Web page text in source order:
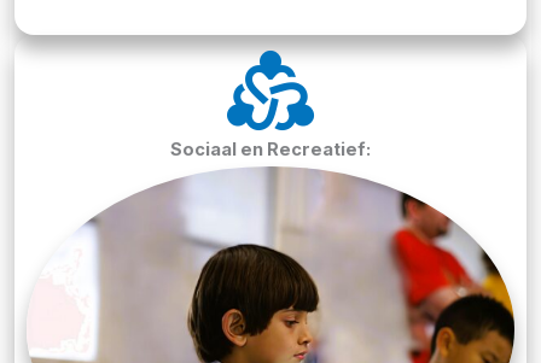
diversity_2
Sociaal en Recreatief: